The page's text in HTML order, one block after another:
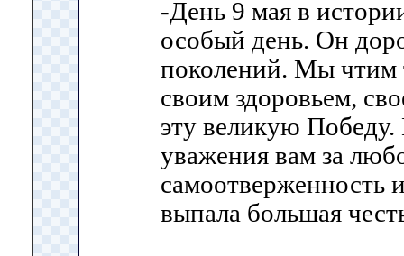
-День 9 мая в
особый день. Он
поколений. Мы чтим
своим здоровьем,
эту великую
уважения вам за
самоотверженность
выпала большая